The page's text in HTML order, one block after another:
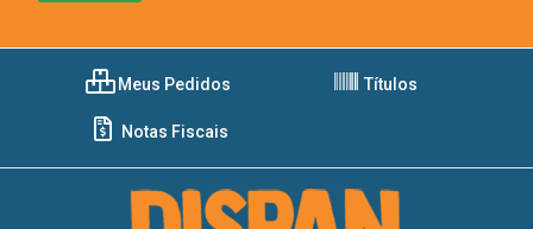
Meus Pedidos Títulos
Notas Fiscais